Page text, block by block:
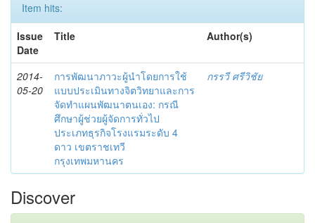
Item hits:
Issue
Date
Title Author(s)
2014-
05-20
การพัฒนาภาวะผู้นำโดยการใช้
แบบประเมินทางจิตวิทยาและการ
จัดทำแผนพัฒนาตนเอง: กรณี
ศึกษาผู้ช่วยผู้จัดการทั่วไป
ประเภทธุรกิจโรงแรมระดับ 4
ดาว เขตราชเทวี
กรุงเทพมหานคร
กรรวี ศรีวิชัย
Discover